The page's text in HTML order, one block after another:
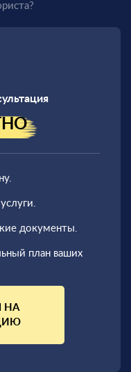
документы.
план ваших
НА